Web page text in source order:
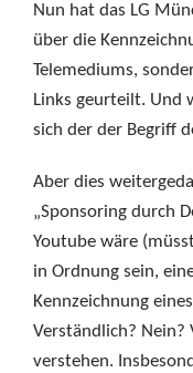
Nun hat das LG
über die
Telemediums,
Links geurteilt. Und
sich der der Begriff
Aber dies
„Sponsoring durch
Youtube wäre
in Ordnung sein,
Kennzeichnung
Verständlich? Nein?
verstehen.